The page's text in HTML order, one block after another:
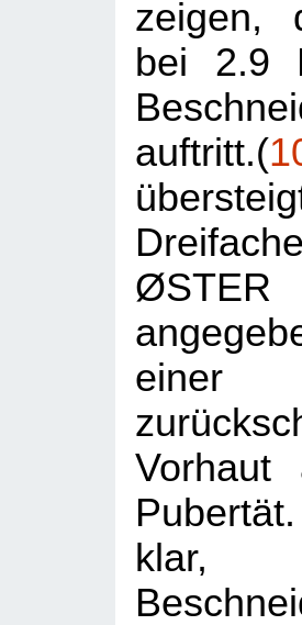
zeigen,
bei 2.9
auftritt.(
klar,